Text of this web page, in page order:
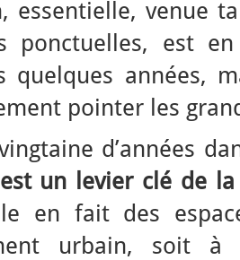
essentielle, venue
ponctuelles, est
quelques années,
pointer les
d’années
un levier clé de
en fait des
urbain, soit à